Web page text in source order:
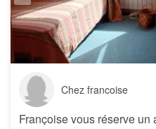
Chez francoise
Françoise vous réserve